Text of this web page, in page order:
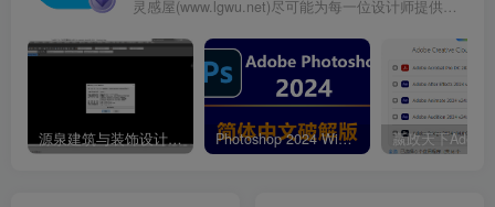
源泉建筑与装饰设计CAD插件工具箱（YQArch 6.7.4） Photoshop 2024 Win|Mac 简体中文破解版安装包下载及安装教程